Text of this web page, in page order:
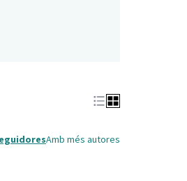
Amb més autores